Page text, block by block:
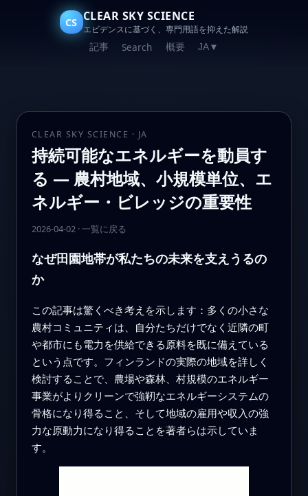
CS CLEAR SKY SCIENCE
エビデンスに基づく、専門用語を抑えた解説
記事 Search 概要 JA▼
CLEAR SKY SCIENCE · JA
持続可能なエネルギーを動員す
る — 農村地域、小規模単位、エ
ネルギー・ビレッジの重要性
2026-04-02· 一覧に戻る
なぜ田園地帯が私たちの未来を支えうるの
か
この記事は驚くべき考えを示します：多くの小さな
農村コミュニティは、自分たちだけでなく近隣の町
や都市にも電力を供給できる原料を既に備えている
という点です。フィンランドの実際の地域を詳しく
検討することで、農場や森林、村規模のエネルギー
事業がよりクリーンで強靭なエネルギーシステムの
骨格になり得ること、そして地域の雇用や収入の強
力な原動力になり得ることを著者らは示していま
す。